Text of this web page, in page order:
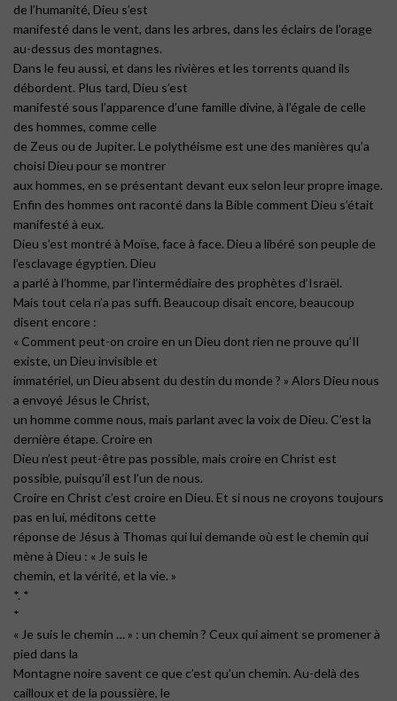
de l’humanité, Dieu s’est
manifesté dans le vent, dans les arbres, dans les éclairs de l’orage
au-dessus des montagnes.
Dans le feu aussi, et dans les rivières et les torrents quand ils
débordent. Plus tard, Dieu s’est
manifesté sous l’apparence d’une famille divine, à l’égale de celle
des hommes, comme celle
de Zeus ou de Jupiter. Le polythéisme est une des manières qu’a
choisi Dieu pour se montrer
aux hommes, en se présentant devant eux selon leur propre image.
Enfin des hommes ont raconté dans la Bible comment Dieu s’était
manifesté à eux.
Dieu s’est montré à Moïse, face à face. Dieu a libéré son peuple de
l’esclavage égyptien. Dieu
a parlé à l’homme, par l’intermédiaire des prophètes d’Israël.
Mais tout cela n’a pas suffi. Beaucoup disait encore, beaucoup
disent encore :
« Comment peut-on croire en un Dieu dont rien ne prouve qu’Il
existe, un Dieu invisible et
immatériel, un Dieu absent du destin du monde ? » Alors Dieu nous
a envoyé Jésus le Christ,
un homme comme nous, mais parlant avec la voix de Dieu. C’est la
dernière étape. Croire en
Dieu n’est peut-être pas possible, mais croire en Christ est
possible, puisqu’il est l’un de nous.
Croire en Christ c’est croire en Dieu. Et si nous ne croyons toujours
pas en lui, méditons cette
réponse de Jésus à Thomas qui lui demande où est le chemin qui
mène à Dieu : « Je suis le
chemin, et la vérité, et la vie. »
*. *
*
« Je suis le chemin … » : un chemin ? Ceux qui aiment se promener à
pied dans la
Montagne noire savent ce que c’est qu’un chemin. Au-delà des
cailloux et de la poussière, le